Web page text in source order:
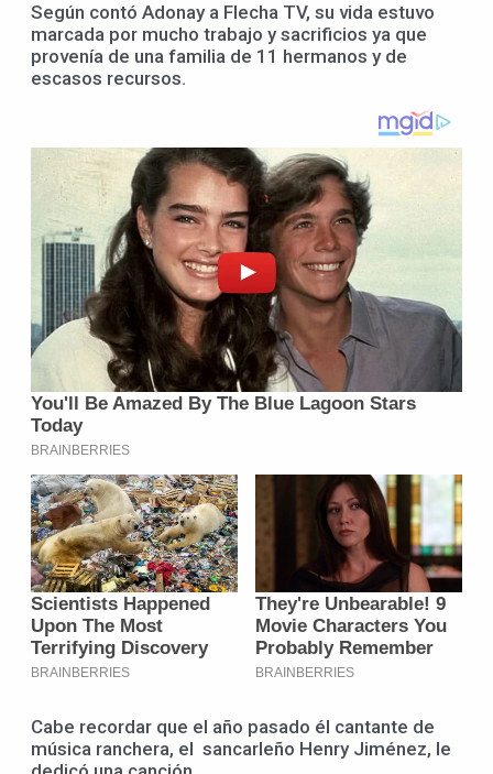
Según contó Adonay a Flecha TV, su vida estuvo
marcada por mucho trabajo y sacrificios ya que
provenía de una familia de 11 hermanos y de
escasos recursos.
Cabe recordar que el año pasado él cantante de
música ranchera, el sancarleño Henry Jiménez, le